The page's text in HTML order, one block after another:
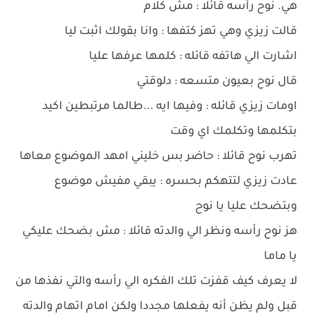
هي. نوح رأسه قائلا : مش كلام
قالت زيزي وهي تهز كتفها : وانا بقولك اثبت ليا
اشارت الي هاتفه قائله : كلمها عرفها عليا
قال نوح بعيون متسعه : دلوقتي
اومات زيزي قائله : وفيها ايه ...طالما مرتبطين اكيد
بتكلمها وتكلمك اي وقت
تهرب نوح قائلا : حاضر بس خليني امهد الموضوع معاها
عادت زيزي لتتهكم بحسره : يبقي مفيش موضوع
وبتضحك عليا يا نوح
هز نوح رأسه ونظر الي والدته قائلا : مش بضحك عليكي
يا ماما
لا يعرف كيف قفزت تلك الفكره الي رأسه والتي نفذها من
قبل ولم يظن أنه يفعلها مجددا ولكن امام اتهام والدته